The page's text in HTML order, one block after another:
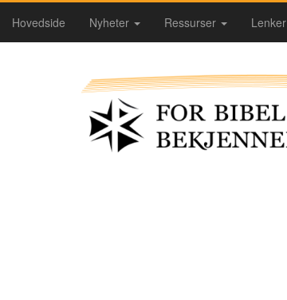
Hovedside Nyheter Ressurser Lenker